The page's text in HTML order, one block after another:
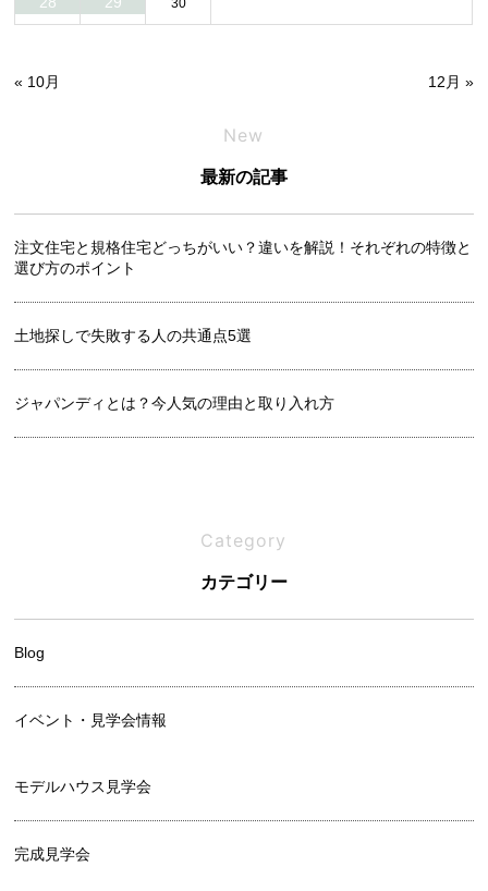
30
« 10月 12月 »
New
最新の記事
注文住宅と規格住宅どっちがいい？違いを解説！それぞれの特徴と
選び方のポイント
土地探しで失敗する人の共通点5選
ジャパンディとは？今人気の理由と取り入れ方
吹き抜けは寒い？メリットと後悔しないための設計ポイント
Category
カテゴリー
Blog
イベント・見学会情報
モデルハウス見学会
完成見学会